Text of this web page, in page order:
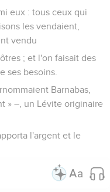
eux : tous ceux qui
les vendaient,
vendu
; et l'on faisait des
ses besoins.
Barnabas,
» –, un Lévite originaire
l'argent et le